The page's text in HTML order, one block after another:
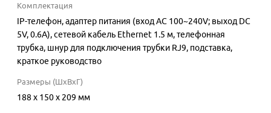
Комплектация
IP-телефон, адаптер питания (вход AC 100~240V; выход DC
5V, 0.6А), сетевой кабель Ethernet 1.5 м, телефонная
трубка, шнур для подключения трубки RJ9, подставка,
краткое руководство
Размеры (ШхВхГ)
188 x 150 x 209 мм